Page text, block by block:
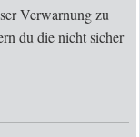
Verwarnung zu
du die nicht sicher